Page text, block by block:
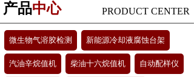
产品中心 PRODUCT CENTER
微生物气溶胶检测 新能源冷却液腐蚀台架
汽油辛烷值机 柴油十六烷值机 自动配样仪